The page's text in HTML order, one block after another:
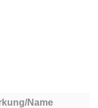
Name